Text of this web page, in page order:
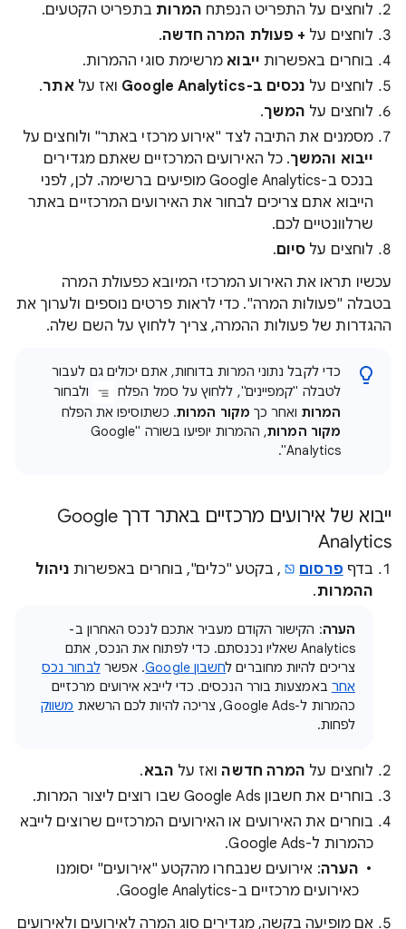
לוחצים על התפריט הנפתח המרות בתפריט הקטעים.
לוחצים על + פעולת המרה חדשה.
בוחרים באפשרות ייבוא מרשימת סוגי ההמרות.
לוחצים על נכסים ב-Google Analytics ואז עלאתר.
לוחצים על המשך.
מסמנים את התיבה לצד "אירוע מרכזי באתר" ולוחצים על
ייבוא והמשך. כל האירועים המרכזיים שאתם מגדירים
בנכס ב-Google Analytics מופיעים ברשימה. לכן, לפני
הייבוא אתם צריכים לבחור את האירועים המרכזיים באתר
שרלוונטיים לכם.
לוחצים על סיום.
עכשיו תראו את האירוע המרכזי המיובא כפעולת המרה
בטבלה "פעולות המרה". כדי לראות פרטים נוספים ולערוך את
ההגדרות של פעולות ההמרה, צריך ללחוץ על השם שלה.
כדי לקבל נתוני המרות בדוחות, אתם יכולים גם לעבור
לטבלה "קמפיינים", ללחוץ על סמל הפלח
ולבחור
המרות ואחר כך מקור המרות. כשתוסיפו את הפלח
מקור המרות
, ההמרות יופיעו בשורה "Google
Analytics".
ייבוא של אירועים מרכזיים באתר דרך Google
Analytics
בדף פרסום , בקטע "כלים", בוחרים באפשרות ניהול
ההמרות.
הערה: הקישור הקודם מעביר אתכם לנכס האחרון ב-
Analytics שאליו נכנסתם. כדי לפתוח את הנכס, אתם
צריכים להיות מחוברים לחשבון Google . אפשרלבחור נכס
אחר באמצעות בורר הנכסים. כדי לייבא אירועים מרכזיים
כהמרות ל-Google Ads, צריכה להיות לכם הרשאת
משווק
לפחות.
לוחצים על המרה חדשה ואז על הבא.
בוחרים את חשבון Google Ads שבו רוצים ליצור המרות.
בוחרים את האירועים או האירועים המרכזיים שרוצים לייבא
כהמרות ל-Google Ads.
הערה: אירועים שנבחרו מהקטע "אירועים" יסומנו
כאירועים מרכזיים ב-Google Analytics.
אם מופיעה בקשה, מגדירים סוג המרה לאירועים ולאירועים